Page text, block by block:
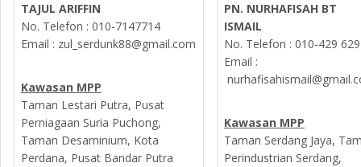
TAJUL ARIFFIN
No. Telefon : 010-7147714
Email : zul_serdunk88@gmail.com
Kawasan MPP
Taman Lestari Putra, Pusat
Perniagaan Suria Puchong,
Taman Desaminium, Kota
Perdana, Pusat Bandar Putra
PN. NURHAFISAH BT
ISMAIL
No. Telefon : 010-429
Email :
Kawasan MPP
Taman Serdang Jaya,
Perindustrian Serdang,